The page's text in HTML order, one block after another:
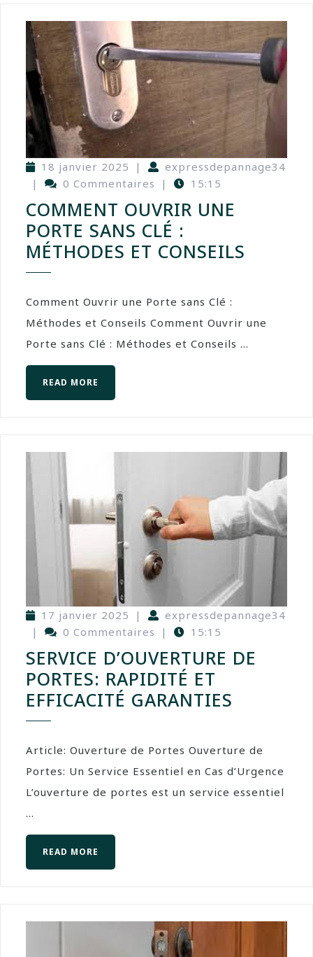
18 janvier 2025 |
expressdepannage34
|
0 Commentaires | 15:15
COMMENT OUVRIR UNE
PORTE SANS CLÉ :
MÉTHODES ET CONSEILS
Comment Ouvrir une Porte sans Clé :
Méthodes et Conseils Comment Ouvrir une
Porte sans Clé : Méthodes et Conseils ...
READ MORE
17 janvier 2025 |
expressdepannage34
|
0 Commentaires | 15:15
SERVICE D’OUVERTURE DE
PORTES: RAPIDITÉ ET
EFFICACITÉ GARANTIES
Article: Ouverture de Portes Ouverture de
Portes: Un Service Essentiel en Cas d’Urgence
L’ouverture de portes est un service essentiel
...
READ MORE